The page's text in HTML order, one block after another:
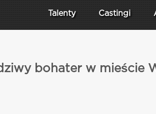
Talenty Castingi
bohater w mieście